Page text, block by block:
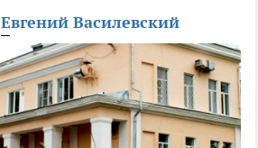
Евгений Василевский